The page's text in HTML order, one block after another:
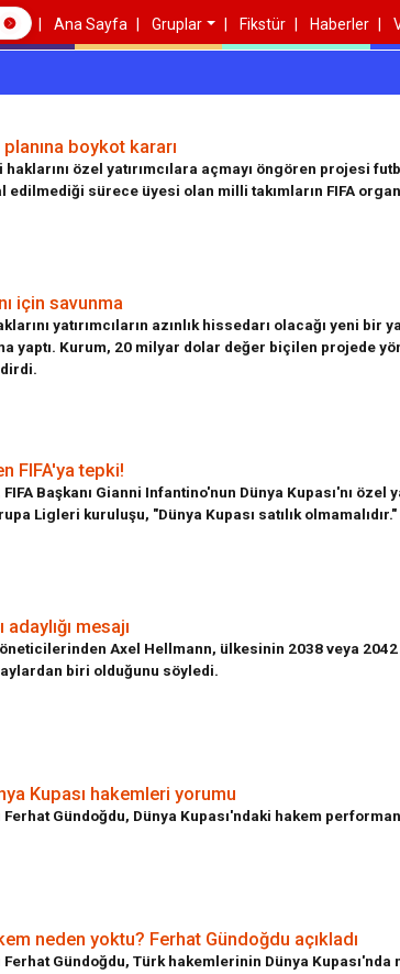
Ana Sayfa Gruplar Fikstür Haberler
planına boykot kararı
haklarını özel yatırımcılara açmayı öngören projesi
edilmediği sürece üyesi olan milli takımların FIFA
için savunma
yatırımcıların azınlık hissedarı olacağı yeni bir
yaptı. Kurum, 20 milyar dolar değer biçilen projede
FIFA'ya tepki!
Başkanı Gianni Infantino'nun Dünya Kupası'nı özel
Ligleri kuruluşu, "Dünya Kupası satılık olmamalıdır."
mesajı
Axel Hellmann, ülkesinin 2038 veya 2042
biri olduğunu söyledi.
Kupası hakemleri yorumu
Gündoğdu, Dünya Kupası'ndaki hakem
neden yoktu? Ferhat Gündoğdu açıkladı
Gündoğdu, Türk hakemlerinin Dünya Kupası'nda